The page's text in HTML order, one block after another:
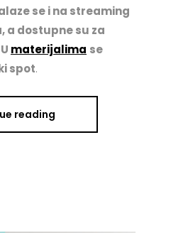
se i na streaming
dostupne su za
materijalima se
spot.
reading